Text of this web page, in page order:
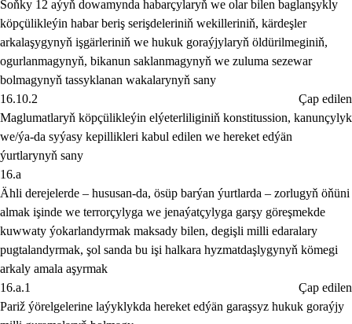
Soňky 12 aýyň dowamynda habarçylaryň we olar bilen baglanşykly
köpçülikleýin habar beriş serişdeleriniň wekilleriniň, kärdeşler
arkalaşygynyň işgärleriniň we hukuk goraýjylaryň öldürilmeginiň,
ogurlanmagynyň, bikanun saklanmagynyň we zuluma sezewar
bolmagynyň tassyklanan wakalarynyň sany
16.10.2
Çap edilen
Maglumatlaryň köpçülikleýin elýeterliliginiň konstitussion, kanunçylyk
we/ýa-da syýasy kepillikleri kabul edilen we hereket edýän
ýurtlarynyň sany
16.a
Ähli derejelerde – hususan-da, ösüp barýan ýurtlarda – zorlugyň öňüni
almak işinde we terrorçylyga we jenaýatçylyga garşy göreşmekde
kuwwaty ýokarlandyrmak maksady bilen, degişli milli edaralary
pugtalandyrmak, şol sanda bu işi halkara hyzmatdaşlygynyň kömegi
arkaly amala aşyrmak
16.a.1
Çap edilen
Pariž ýörelgelerine laýyklykda hereket edýän garaşsyz hukuk goraýjy